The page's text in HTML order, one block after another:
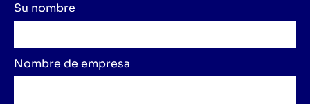
Su nombre
Nombre de empresa